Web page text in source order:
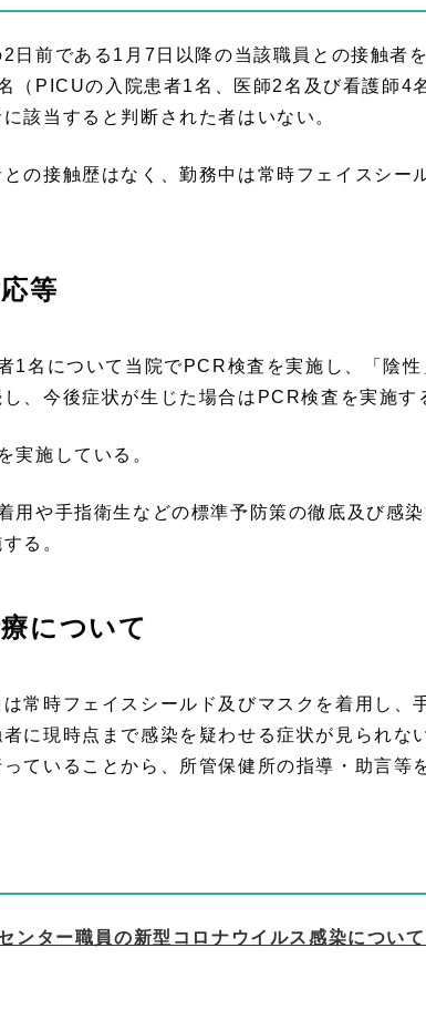
2日前である1月7日以降の当該職員との接触者
（PICUの入院患者1名、医師2名及び看護師4
該当すると判断された者はいない。
との接触歴はなく、勤務中は常時フェイスシー
等
1名について当院でPCR検査を実施し、「陰
、今後症状が生じた場合はPCR検査を実施す
実施している。
用や手指衛生などの標準予防策の徹底及び感
る。
について
常時フェイスシールド及びマスクを着用し、
に現時点まで感染を疑わせる症状が見られな
ていることから、所管保健所の指導・助言等
ンター職員の新型コロナウイルス感染につい